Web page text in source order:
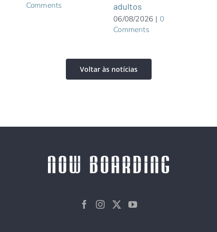
Comments
adultos
06/08/2026 | 0
Comments
Voltar às notícias